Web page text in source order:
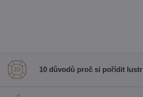
10 důvodů proč si pořídit lustr